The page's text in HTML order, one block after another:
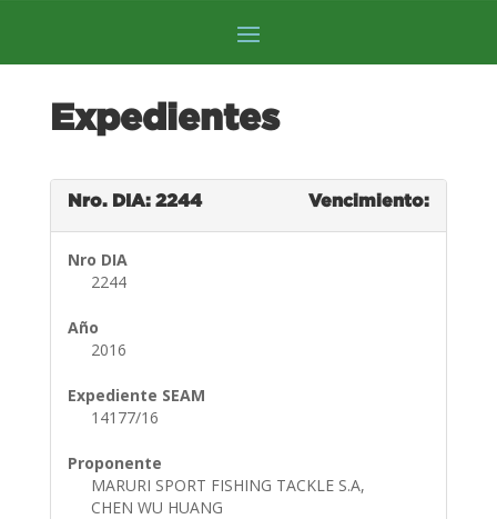
Expedientes
Nro. DIA: 2244 Vencimiento:
Nro DIA
2244
Año
2016
Expediente SEAM
14177/16
Proponente
MARURI SPORT FISHING TACKLE S.A,
CHEN WU HUANG